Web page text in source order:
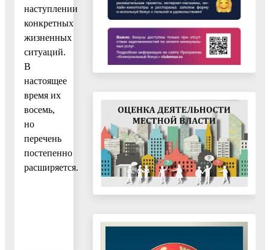
наступлении
конкретных
жизненных
ситуаций.
В
настоящее
время их
восемь,
но
перечень
постепенно
расширяется.